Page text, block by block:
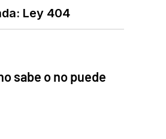
Ley 404
sabe o no puede